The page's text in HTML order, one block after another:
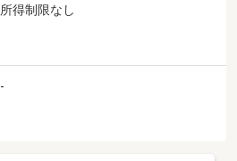
所得制限なし
-